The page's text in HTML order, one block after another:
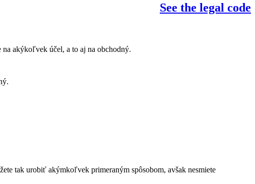
See the legal code
akýkoľvek účel, a to aj na obchodný.
tak urobiť akýmkoľvek primeraným spôsobom, avšak nesmiete